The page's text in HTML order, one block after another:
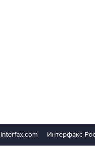
Interfax.com Интерфакс-